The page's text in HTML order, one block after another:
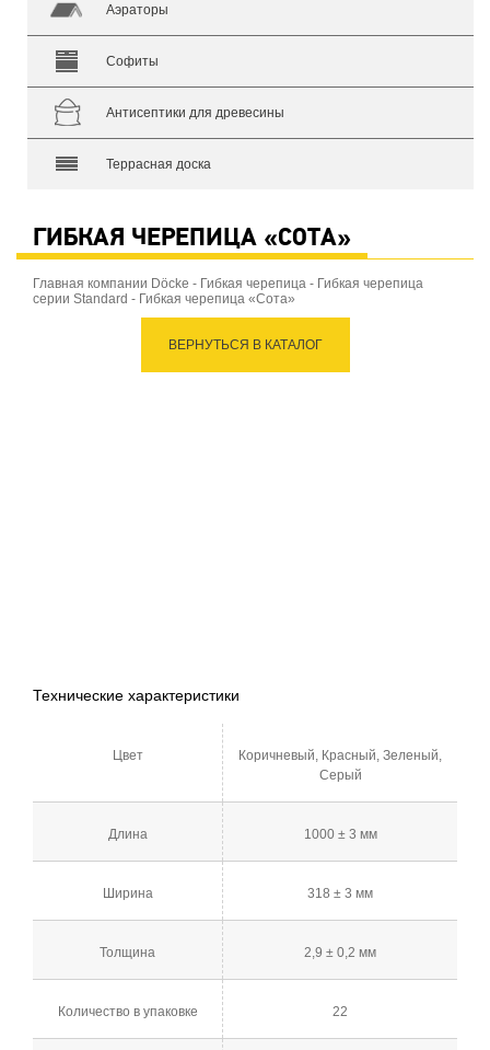
Аэраторы
Софиты
Антисептики для древесины
Террасная доска
ГИБКАЯ ЧЕРЕПИЦА «СОТА»
Главная компании Döcke - Гибкая черепица - Гибкая черепица
cерии Standard - Гибкая черепица «Сота»
ВЕРНУТЬСЯ В КАТАЛОГ
Технические характеристики
Цвет
Коричневый, Красный, Зеленый,
Серый
Длина 1000 ± 3 мм
Ширина 318 ± 3 мм
Толщина 2,9 ± 0,2 мм
Количество в упаковке 22